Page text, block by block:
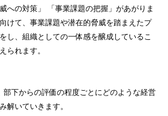
への対策」 「事業課題の把握」があがりま
けて、事業課題や潜在的脅威を踏まえたプ
し、組織としての一体感を醸成しているこ
られます。
部下からの評価の程度ごとにどのような経営
解いていきます。